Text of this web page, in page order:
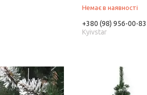
Немає в наявності
+380 (98) 956-00-83
Kyivstar